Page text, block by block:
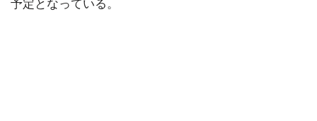
予定となっている。